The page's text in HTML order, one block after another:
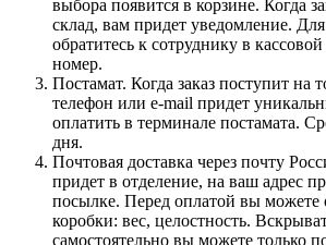
выбора появится в корзине. Когда
склад, вам придет уведомление. Для
обратитесь к сотруднику в
номер.
Постамат. Когда заказ поступит на
телефон или e-mail придет
оплатить в терминале постамата.
дня.
Почтовая доставка через почту
придет в отделение, на ваш адрес
посылке. Перед оплатой вы можете
коробки: вес, целостность.
самостоятельно вы можете только